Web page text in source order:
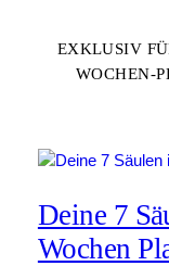
EXKLUSIV
WOCHEN-
Deine 7
Wochen